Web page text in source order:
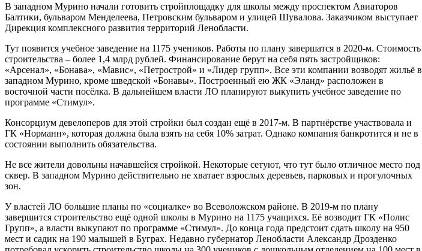
В западном Мурино начали готовить стройплощадку для школы между проспектом Авиаторов
Балтики, бульваром Менделеева, Петровским бульваром и улицей Шувалова. Заказчиком выступает
Дирекция комплексного развития территорий Ленобласти.
Тут появится учебное заведение на 1175 учеников. Работы по плану завершатся в 2020-м. Стоимость
строительства – более 1,4 млрд рублей. Финансирование берут на себя пять застройщиков:
«Арсенал», «Бонава», «Мавис», «Петрострой» и «Лидер групп». Все эти компании возводят жильё в
западном Мурино, кроме шведской «Бонавы». Построенный ею ЖК «Эланд» расположен в
восточной части посёлка. В дальнейшем власти ЛО планируют выкупить учебное заведение по
программе «Стимул».
Консорциум девелоперов для этой стройки был создан ещё в 2017-м. В партнёрстве участвовала и
ГК «Норманн», которая должна была взять на себя 10% затрат. Однако компания банкротится и не в
состоянии выполнить обязательства.
Не все жители довольны начавшейся стройкой. Некоторые сетуют, что тут было отличное место под
сквер. В западном Мурино действительно не хватает взрослых деревьев, парковых и прогулочных
зон.
У властей ЛО большие планы по «социалке» во Всеволожском районе. В 2019-м по плану
завершится строительство ещё одной школы в Мурино на 1175 учащихся. Её возводит ГК «Полис
Групп», а власти выкупают по программе «Стимул». До конца года предстоит сдать школу на 950
мест и садик на 190 малышей в Буграх. Недавно губернатор Ленобласти Александр Дрозденко